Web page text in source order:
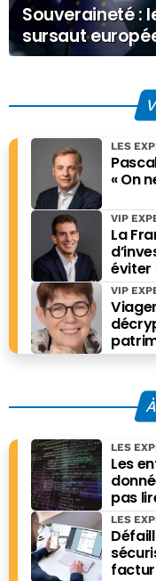
Souveraineté :
sursaut
« On
LES
La
éviter
VIP
VIP
Les
pas
déjà.
LES
LES